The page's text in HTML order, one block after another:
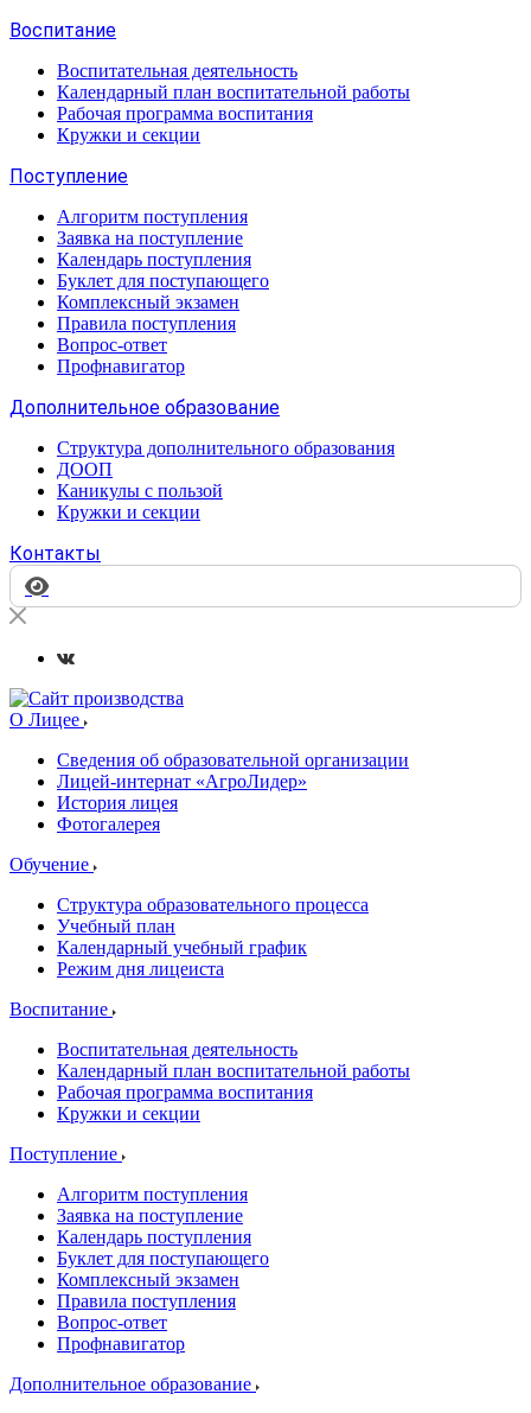
Воспитание
Воспитательная деятельность
Календарный план воспитательной работы
Рабочая программа воспитания
Кружки и секции
Поступление
Алгоритм поступления
Заявка на поступление
Календарь поступления
Буклет для поступающего
Комплексный экзамен
Правила поступления
Вопрос-ответ
Профнавигатор
Дополнительное образование
Структура дополнительного образования
ДООП
Каникулы с пользой
Кружки и секции
Контакты
О Лицее
Сведения об образовательной организации
Лицей-интернат «АгроЛидер»
История лицея
Фотогалерея
Обучение
Структура образовательного процесса
Учебный план
Календарный учебный график
Режим дня лицеиста
Воспитание
Воспитательная деятельность
Календарный план воспитательной работы
Рабочая программа воспитания
Кружки и секции
Поступление
Алгоритм поступления
Заявка на поступление
Календарь поступления
Буклет для поступающего
Комплексный экзамен
Правила поступления
Вопрос-ответ
Профнавигатор
Дополнительное образование